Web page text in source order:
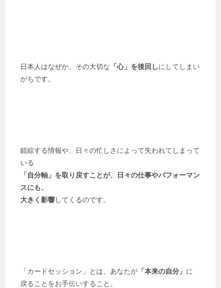
日本人はなぜか、その大切な 「心」を後回しにしてしまい
がちです。
錯綜する情報や、日々の忙しさによって失われてしまって
いる
「自分軸」を取り戻すことが、日々の仕事やパフォーマン
スにも、
大きく影響してくるのです。
「カードセッション」とは、あなたが 「本来の自分」 に
戻ることをお手伝いすること。